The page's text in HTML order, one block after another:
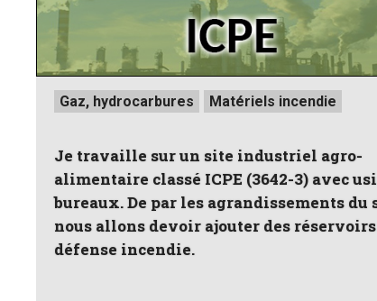
Posted
inGaz, hydrocarbures Matériels incendie
Je travaille sur un site industriel agro-
alimentaire classé ICPE (3642-3) avec
bureaux. De par les agrandissements du
nous allons devoir ajouter des réservoirs
défense incendie.